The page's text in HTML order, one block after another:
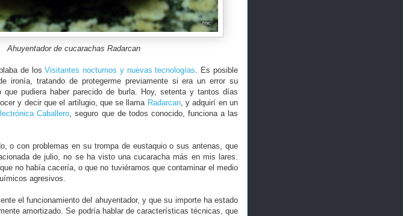
Ahuyentador de cucarachas Radarcan
de losVisitantes nocturnos y nuevas tecnologías. Es posible
ironía, tratando de protegerme previamente si era un error su
pudiera haber parecido de burla. Hoy, setenta y tantos días
y decir que el artilugio, que se llama Radarcan, y adquirí en un
Caballero, seguro que de todos conocido, funciona a las
o con problemas en su trompa de eustaquio o sus antenas, que
de julio, no se ha visto una cucaracha más en mis lares.
no había cacería, o que no tuviéramos que contaminar el medio
agresivos.
el funcionamiento del ahuyentador, y que su importe ha estado
amortizado. Se podría hablar de características técnicas, que